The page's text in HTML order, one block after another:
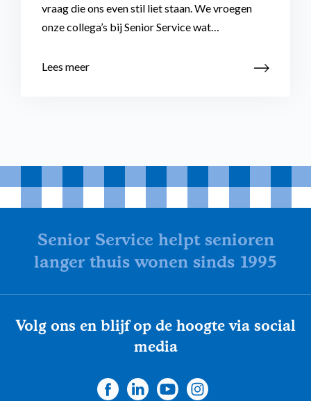
vraag die ons even stil liet staan. We vroegen
onze collega’s bij Senior Service wat…
Lees meer
Senior Service helpt senioren
langer thuis wonen sinds 1995
Volg ons en blijf op de hoogte via social
media